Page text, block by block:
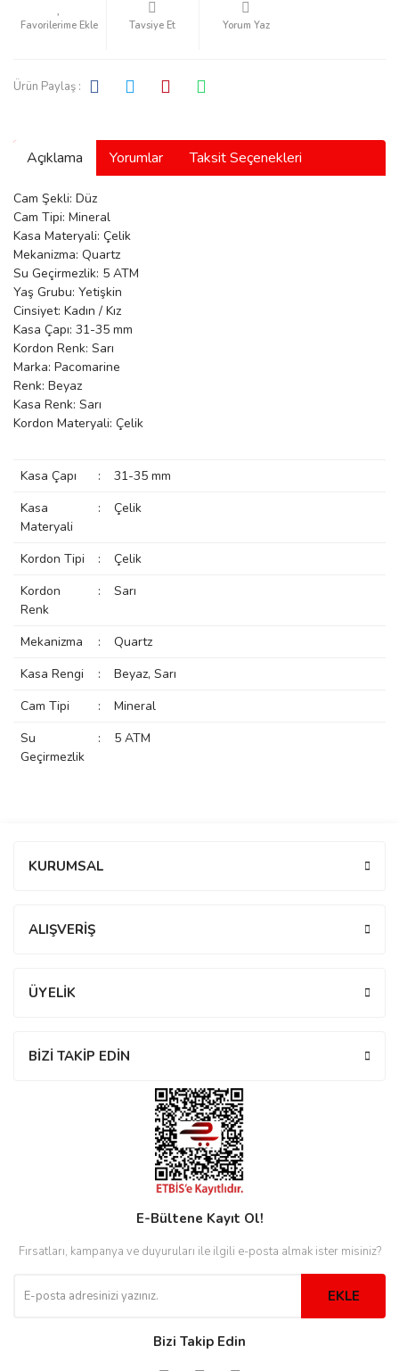
Manoir
Tavsiye Et Yorum Yaz
Ürün Paylaş :
Açıklama Yorumlar Taksit Seçenekleri
Cam Şekli: Düz
Cam Tipi: Mineral
Kasa Materyali: Çelik
Mekanizma: Quartz
Su Geçirmezlik: 5 ATM
Yaş Grubu: Yetişkin
Cinsiyet: Kadın / Kız
Kasa Çapı: 31-35 mm
Kordon Renk: Sarı
Marka: Pacomarine
Renk: Beyaz
Kasa Renk: Sarı
Kordon Materyali: Çelik
Kasa Çapı :
31-35 mm
Kasa
Materyali
: Çelik
Kordon Tipi :
Çelik
Kordon
Renk
: Sarı
Mekanizma :
Quartz
Kasa Rengi
:
Beyaz, Sarı
Cam Tipi
:
Mineral
Su
Geçirmezlik
: 5 ATM
KURUMSAL
ALIŞVERİŞ
ÜYELİK
BİZİ TAKİP EDİN
E-Bültene Kayıt Ol!
Fırsatları, kampanya ve duyuruları ile ilgili e-posta almak ister misiniz?
EKLE
Bizi Takip Edin